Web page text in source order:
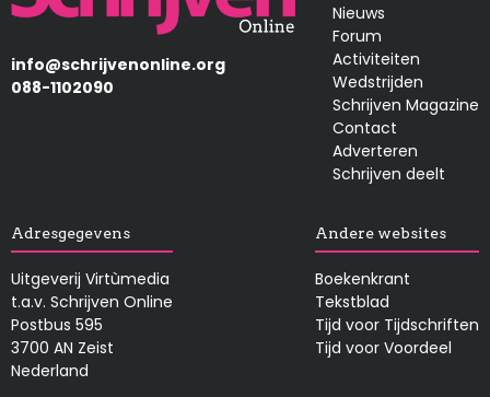
info@schrijvenonline.org
088-1102090
Nieuws
Forum
Activiteiten
Wedstrijden
Schrijven Magazine
Contact
Adverteren
Schrijven deelt
Adresgegevens
Uitgeverij Virtùmedia
t.a.v. Schrijven Online
Postbus 595
3700 AN Zeist
Nederland
Andere websites
Boekenkrant
Tekstblad
Tijd voor Tijdschriften
Tijd voor Voordeel